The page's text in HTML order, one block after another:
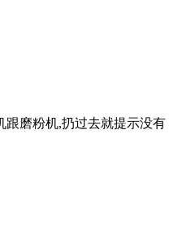
跟磨粉机,扔过去就提示没有